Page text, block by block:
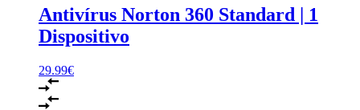
Antivírus Norton 360 Standard | 1
Dispositivo
29.99€